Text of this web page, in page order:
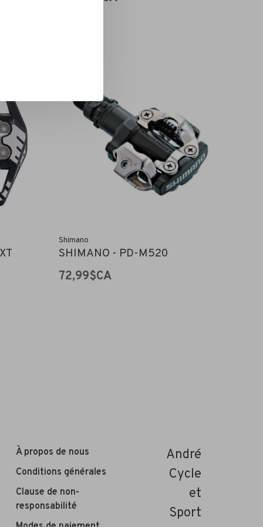
Shimano
SHIMANO - PD-M520
72,99$CA
À propos de nous
Conditions générales
Clause de non-
responsabilité
André
Cycle
et
Sport